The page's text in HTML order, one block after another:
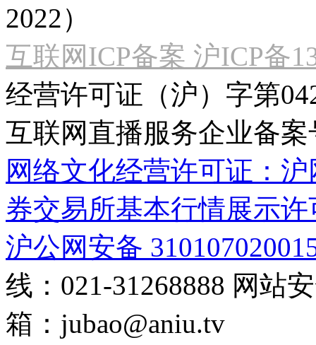
2022）
互联网ICP备案 沪ICP备
经营许可证（沪）字第
互联网直播服务企业备案
网络文化经营许可证：
券交易所基本行情展示许
沪公网安备
线：021-31268888 网站
箱： jubao@aniu.tv